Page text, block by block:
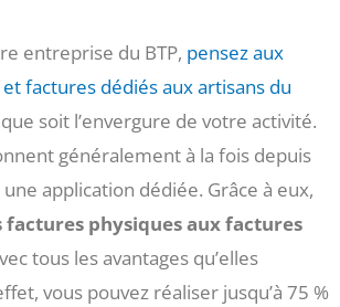
entreprise du BTP, pensez aux
factures dédiés aux artisans du
soit l’envergure de votre activité.
généralement à la fois depuis
application dédiée. Grâce à eux,
factures physiques aux factures
tous les avantages qu’elles
vous pouvez réaliser jusqu’à 75 %